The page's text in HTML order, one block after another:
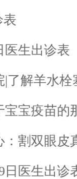
表
医生出诊表
了解羊水
宝宝疫苗的
割双眼皮
日医生出诊